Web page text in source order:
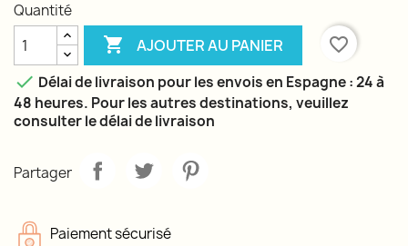
Quantité
 AJOUTER AU PANIER
favorite_border
 Délai de livraison pour les envois en Espagne : 24 à
48 heures. Pour les autres destinations, veuillez
consulter le délai de livraison
Partager
Paiement sécurisé